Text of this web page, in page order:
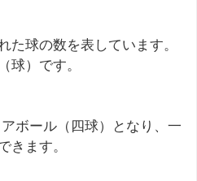
た球の数を表しています。
球）です。
ボール（四球）となり、一
きます。